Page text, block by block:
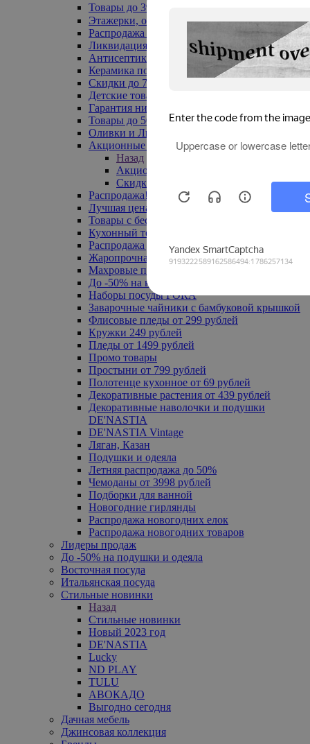
Товары до 399₽
Этажерки, обувницы
Распродажа текстиля до -50%
Ликвидация до -70%
Антисептики
Керамика по 129 руб
Скидки до 70%
Детские товары
Гарантия низкой цены
Товары до 500 руб
Оливки и Лимоны
Акционные товары
Назад
Акционные товары
Скидка 20% по промокоду
Распродажа! Ульяновск до -70%
Лучшая цена
Товары с бесплатной доставкой
Кухонный текстиль
Распродажа до -50%
Жаропрочная посуда
Махровые полотенца
До -50% на ковры
Наборы посуды FORA
Заварочные чайники с бамбуковой крышкой
Флисовые пледы от 299 рублей
Кружки 249 рублей
Пледы от 1499 рублей
Промо товары
Простыни от 799 рублей
Полотенце кухонное от 69 рублей
Декоративные растения от 439 рублей
Декоративные наволочки и подушки
DE'NASTIA
DE'NASTIA Vintage
Ляган, Казан
Подушки и одеяла
Летняя распродажа до 50%
Чемоданы от 3998 рублей
Подборки для ванной
Новогодние гирлянды
Распродажа новогодних елок
Распродажа новогодних товаров
Лидеры продаж
До -50% на подушки и одеяла
Восточная посуда
Итальянская посуда
Стильные новинки
Назад
Стильные новинки
Новый 2023 год
DE'NASTIA
Lucky
ND PLAY
TULU
АВОКАДО
Выгодно сегодня
Дачная мебель
Джинсовая коллекция